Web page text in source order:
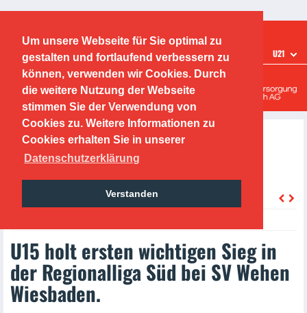
Um unsere Webseite für Sie optimal zu
gestalten und fortlaufend verbessern zu
können, verwenden wir Cookies. Durch
die weitere Nutzung der Webseite
stimmen Sie der Verwendung von
Cookies zu. Weitere Informationen zu
Cookies erhalten Sie in unserer
Datenschutzerklärung
Verstanden
TEAMS U21
Offenbacher Kickers
Leistungszentrum
U15 holt ersten wichtigen Sieg in
der Regionalliga Süd bei SV Wehen
Wiesbaden.